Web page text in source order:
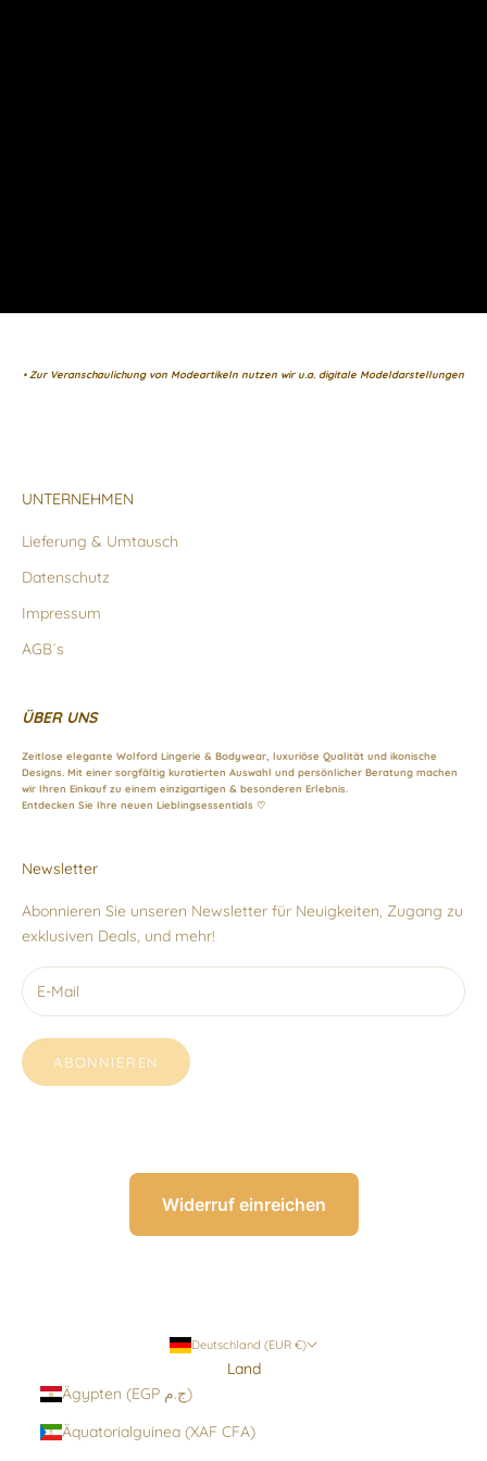
• Zur Veranschaulichung von Modeartikeln nutzen wir u.a. digitale Modeldarstellungen
UNTERNEHMEN
Lieferung & Umtausch
Datenschutz
Impressum
AGB´s
ÜBER UNS
Zeitlose elegante Wolford Lingerie & Bodywear, luxuriöse Qualität und ikonische
Designs. Mit einer sorgfältig kuratierten Auswahl und persönlicher Beratung machen
wir Ihren Einkauf zu einem einzigartigen & besonderen Erlebnis.
Entdecken Sie Ihre neuen Lieblingsessentials ♡
Newsletter
Abonnieren Sie unseren Newsletter für Neuigkeiten, Zugang zu
exklusiven Deals, und mehr!
ABONNIEREN
Widerruf einreichen
Deutschland (EUR €)
Land
Ägypten (EGP ج.م)
Äquatorialguinea (XAF CFA)